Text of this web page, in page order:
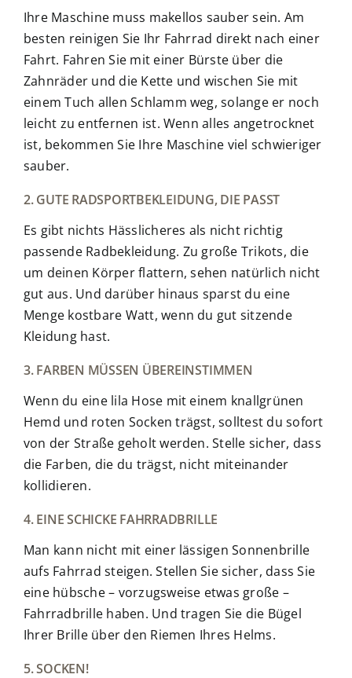
Ihre Maschine muss makellos sauber sein. Am
besten reinigen Sie Ihr Fahrrad direkt nach einer
Fahrt. Fahren Sie mit einer Bürste über die
Zahnräder und die Kette und wischen Sie mit
einem Tuch allen Schlamm weg, solange er noch
leicht zu entfernen ist. Wenn alles angetrocknet
ist, bekommen Sie Ihre Maschine viel schwieriger
sauber.
2. GUTE RADSPORTBEKLEIDUNG, DIE PASST
Es gibt nichts Hässlicheres als nicht richtig
passende Radbekleidung. Zu große Trikots, die
um deinen Körper flattern, sehen natürlich nicht
gut aus. Und darüber hinaus sparst du eine
Menge kostbare Watt, wenn du gut sitzende
Kleidung hast.
3. FARBEN MÜSSEN ÜBEREINSTIMMEN
Wenn du eine lila Hose mit einem knallgrünen
Hemd und roten Socken trägst, solltest du sofort
von der Straße geholt werden. Stelle sicher, dass
die Farben, die du trägst, nicht miteinander
kollidieren.
4. EINE SCHICKE FAHRRADBRILLE
Man kann nicht mit einer lässigen Sonnenbrille
aufs Fahrrad steigen. Stellen Sie sicher, dass Sie
eine hübsche – vorzugsweise etwas große –
Fahrradbrille haben. Und tragen Sie die Bügel
Ihrer Brille über den Riemen Ihres Helms.
5. SOCKEN!